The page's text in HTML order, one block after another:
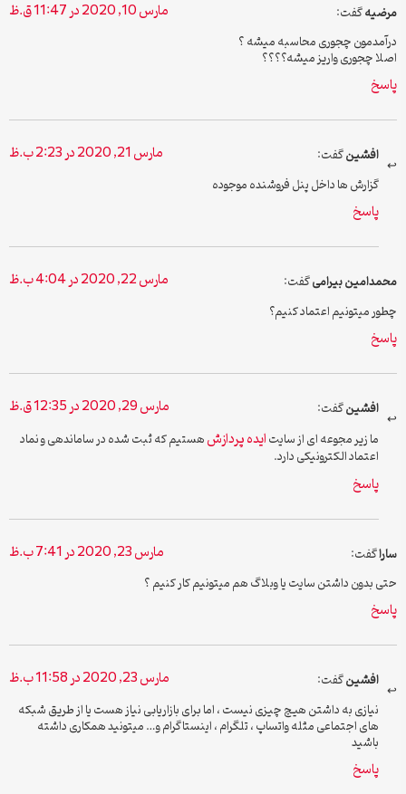
مرضیهگفت: مارس 10, 2020 در 11:47 ق.ظ
درآمدمون چجوری محاسبه میشه ؟
اصلا چجوری واریز میشه؟؟؟؟
پاسخ
افشینگفت: مارس 21, 2020 در 2:23 ب.ظ
گزارش ها داخل پنل فروشنده موجوده
پاسخ
محمدامین بیرامیگفت: مارس 22, 2020 در 4:04 ب.ظ
چطور میتونیم اعتماد کنیم؟
پاسخ
افشینگفت: مارس 29, 2020 در 12:35 ق.ظ
ما زیر مجوعه ای از سایت ایده پردازش هستیم که ثبت شده در ساماندهی و نماد
اعتماد الکترونیکی دارد.
پاسخ
ساراگفت: مارس 23, 2020 در 7:41 ب.ظ
حتی بدون داشتن سایت یا وبلاگ هم میتونیم کار کنیم ؟
پاسخ
افشینگفت: مارس 23, 2020 در 11:58 ب.ظ
نیازی به داشتن هیچ چیزی نیست ، اما برای بازاریابی نیاز هست یا از طریق شبکه
های اجتماعی مثله واتساپ ، تلگرام ، اینستاگرام و… میتونید همکاری داشته
باشید
پاسخ